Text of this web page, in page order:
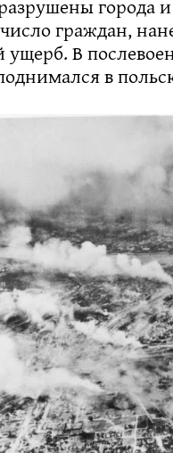
города
граждан,
В
в